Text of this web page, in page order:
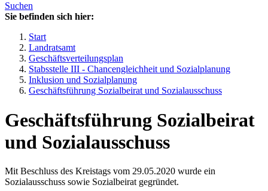
Suchen
Sie befinden sich hier:
Start
Landratsamt
Geschäftsverteilungsplan
Stabsstelle III - Chancengleichheit und Sozialplanung
Inklusion und Sozialplanung
Geschäftsführung Sozialbeirat und Sozialausschuss
Geschäftsführung Sozialbeirat
und Sozialausschuss
Mit Beschluss des Kreistags vom 29.05.2020 wurde ein
Sozialausschuss sowie Sozialbeirat gegründet.